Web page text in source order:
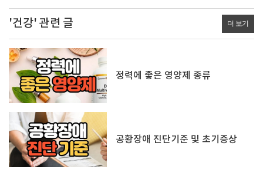
'건강' 관련 글 더 보기
정력에 좋은 영양제 종류
공황장애 진단기준 및 초기증상